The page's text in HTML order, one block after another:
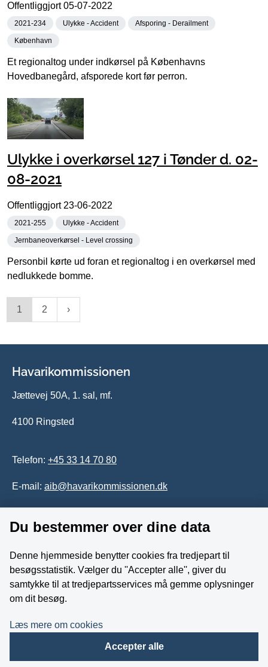
Offentliggjort05-07-2022
2021-234 Ulykke - Accident Afsporing - Derailment
København
Et regionaltog under indkørsel på Københavns
Hovedbanegård, afsporede kort før perron.
Ulykke i overkørsel 127 i Tønder d. 02-
08-2021
Offentliggjort 23-06-2022
2021-255 Ulykke - Accident
Jernbaneoverkørsel - Level crossing
Personbil kørte ud foran et regionaltog i en overkørsel med
nedlukkede bomme.
1 2
Havarikommissionen
Jættevej 50A, 1. sal, mf.
4100 Ringsted
Telefon: +45 33 14 70 80
E-mail: aib@havarikommissionen.dk
Tilgængelighedserklæring
Whistleblowerordning
Følg os på YouTube
Du bestemmer over dine data
Denne hjemmeside benytter cookies fra tredjepart til
besøgsstatistik. Vælger du ''Accepter alle'', giver du
samtykke til at tredjepartsservices må gemme oplysninger
om dit besøg.
Læs mere om cookies
Accepter alle